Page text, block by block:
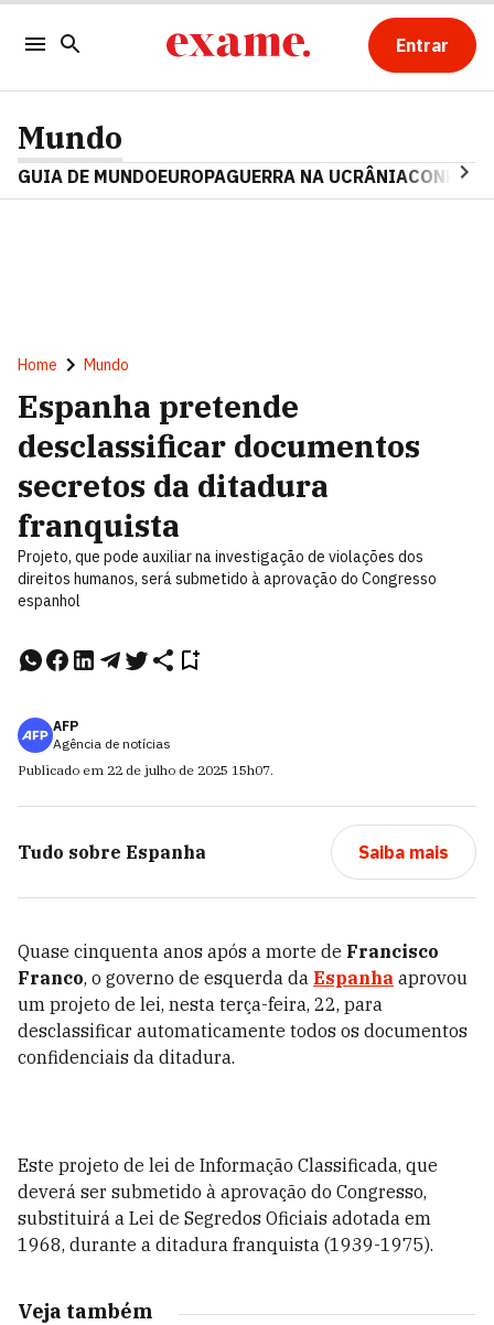
Entrar
Mundo
GUIA DE MUNDOEUROPAGUERRA NA UCRÂNIA
Home Mundo
Espanha pretende
desclassificar documentos
secretos da ditadura
franquista
Projeto, que pode auxiliar na investigação de violações dos
direitos humanos, será submetido à aprovação do Congresso
espanhol
AFP
Agência de notícias
Publicado em 22 de julho de 2025 15h07.
Tudo sobre Espanha Saiba mais
Quase cinquenta anos após a morte de Francisco
Franco, o governo de esquerda da Espanha aprovou
um projeto de lei, nesta terça-feira, 22, para
desclassificar automaticamente todos os documentos
confidenciais da ditadura.
Este projeto de lei de Informação Classificada, que
deverá ser submetido à aprovação do Congresso,
substituirá a Lei de Segredos Oficiais adotada em
1968, durante a ditadura franquista (1939-1975).
Veja também